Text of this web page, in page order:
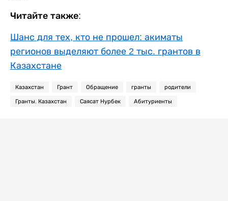
Читайте также:
Шанс для тех, кто не прошел: акиматы
регионов выделяют более 2 тыс. грантов в
Казахстане
Казахстан Грант Обращение гранты родители
Гранты. Казахстан Саясат Нурбек Абитуриенты